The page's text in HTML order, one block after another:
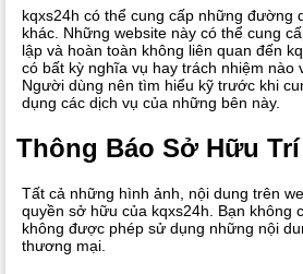
kqxs24h có thể cung cấp những đường
khác. Những website này có thể cung
lập và hoàn toàn không liên quan đến
có bất kỳ nghĩa vụ hay trách nhiệm nào
Người dùng nên tìm hiểu kỹ trước khi
dụng các dịch vụ của những bên này.
Thông Báo Sở Hữu Trí
Tất cả những hình ảnh, nội dung trên
quyền sở hữu của kqxs24h. Bạn không
không được phép sử dụng những nội
thương mại.